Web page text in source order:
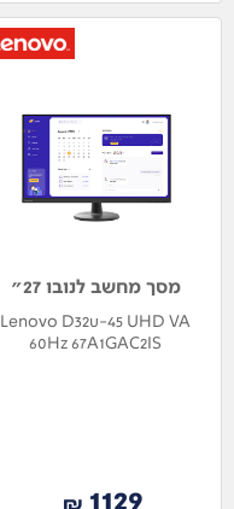
מסך מחשב לנובו 27"
Lenovo D32u-45 UHD VA
60Hz 67A1GAC2IS